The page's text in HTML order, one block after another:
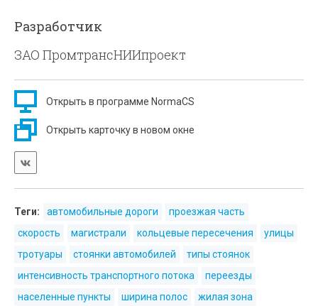
разработке мероприятий по ликвидации
мест концентрации дорожно-транспортных
улично-дорожной сети населенных пунктов.
Разработчик
ЗАО ПромтрансНИИпроект
Открыть в программе NormaCS
Открыть карточку в новом окне
Теги: автомобильные дороги
проезжая часть
скорость
магистрали кольцевые пересечения
улицы
тротуары
стоянки автомобилей
типы стоянок
интенсивность транспортного потока
переезды
населенные пункты
ширина полос
жилая зона